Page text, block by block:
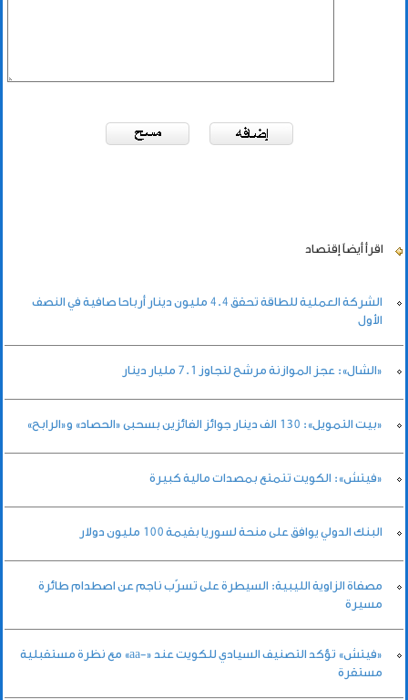
اقرأ أيضاً إقتصاد
الشركة العملية للطاقة تحقق 4.4 مليون دينار أرباحا صافية في النصف
الأول
«الشال»: عجز الموازنة مرشح لتجاوز 7.1 مليار دينار
«بيت التمويل»: 130 الف دينار جوائز الفائزين بسحبى «الحصاد» و«الرابح»
«فيتش»: الكويت تتمتع بمصدات مالية كبيرة
البنك الدولي يوافق على منحة لسوريا بقيمة 100 مليون دولار
مصفاة الزاوية الليبية: السيطرة على تسرّب ناجم عن اصطدام طائرة
مسيرة
«فيتش» تؤكد التصنيف السيادي للكويت عند «-aa» مع نظرة مستقبلية
مستقرة